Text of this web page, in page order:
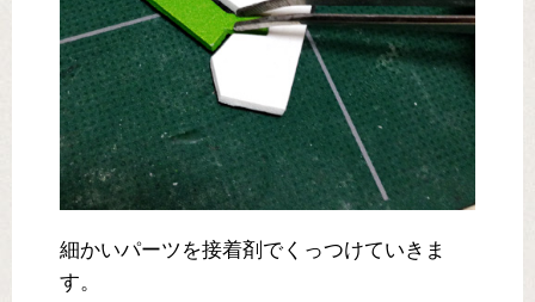
細かいパーツを接着剤でくっつけていきま
す。